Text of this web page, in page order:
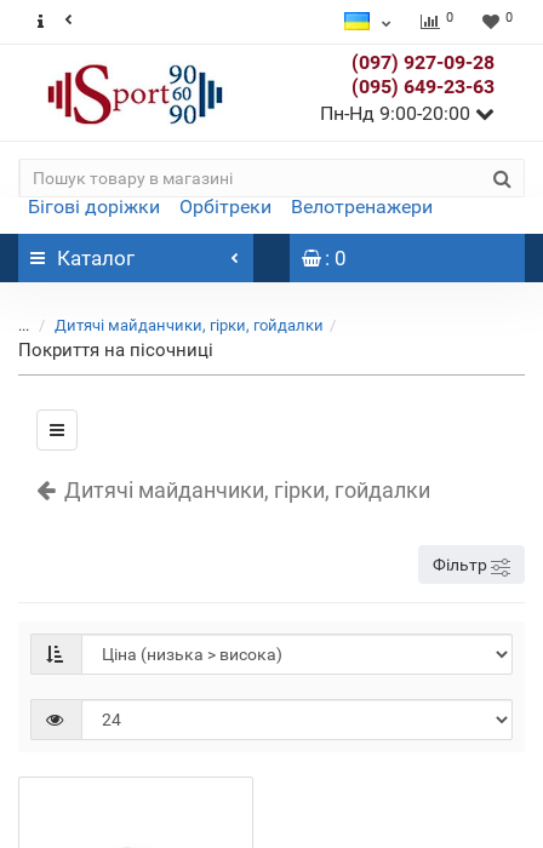
0 0
(097) 927-09-28
(095) 649-23-63
Пн-Нд 9:00-20:00
Бігові доріжки Орбітреки Велотренажери
Каталог : 0
... Дитячі майданчики, гірки, гойдалки
Покриття на пісочниці
Дитячі майданчики, гірки, гойдалки
Фільтр